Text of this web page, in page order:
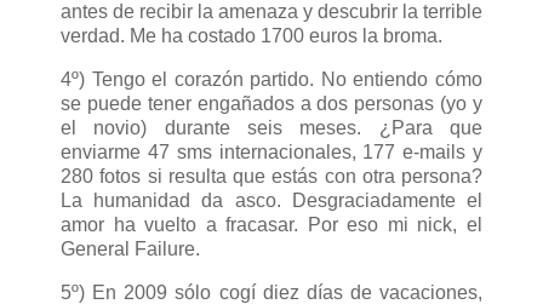
antes de recibir la amenaza y descubrir la terrible
verdad. Me ha costado 1700 euros la broma.
4º) Tengo el corazón partido. No entiendo cómo
se puede tener engañados a dos personas (yo y
el novio) durante seis meses. ¿Para que
enviarme 47 sms internacionales, 177 e-mails y
280 fotos si resulta que estás con otra persona?
La humanidad da asco. Desgraciadamente el
amor ha vuelto a fracasar. Por eso mi nick, el
General Failure.
5º) En 2009 sólo cogí diez días de vacaciones,